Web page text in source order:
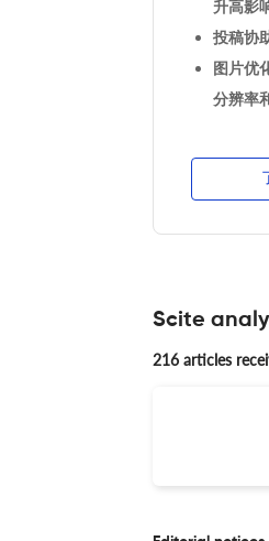
升高影
投稿协
图片优
分辨率
Scite
216 articles